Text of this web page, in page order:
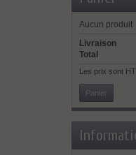
Aucun produit
Livraison
Total
Les prix sont HT
Panier